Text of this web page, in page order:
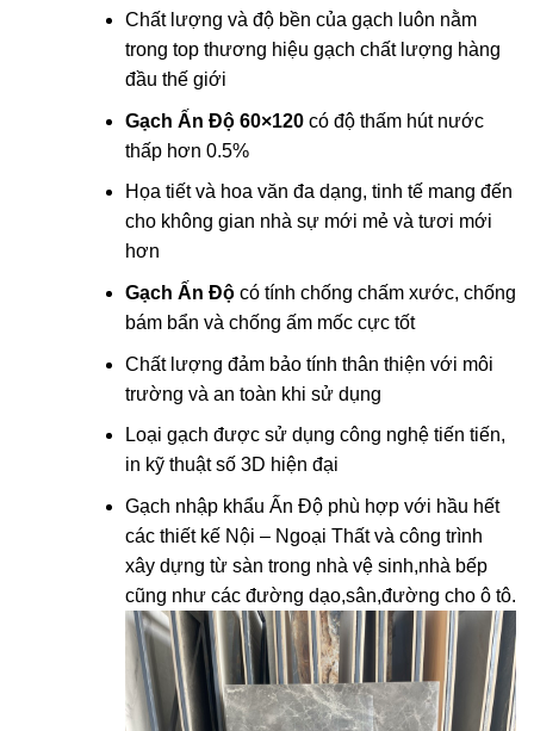
Chất lượng và độ bền của gạch luôn nằm
trong top thương hiệu gạch chất lượng hàng
đầu thế giới
Gạch Ấn Độ 60×120có độ thấm hút nước
thấp hơn 0.5%
Họa tiết và hoa văn đa dạng, tinh tế mang đến
cho không gian nhà sự mới mẻ và tươi mới
hơn
Gạch Ấn Độcó tính chống chấm xước, chống
bám bẩn và chống ấm mốc cực tốt
Chất lượng đảm bảo tính thân thiện với môi
trường và an toàn khi sử dụng
Loại gạch được sử dụng công nghệ tiến tiến,
in kỹ thuật số 3D hiện đại
Gạch nhập khẩu Ấn Độ phù hợp với hầu hết
các thiết kế Nội – Ngoại Thất và công trình
xây dựng từ sàn trong nhà vệ sinh,nhà bếp
cũng như các đường dạo,sân,đường cho ô tô.